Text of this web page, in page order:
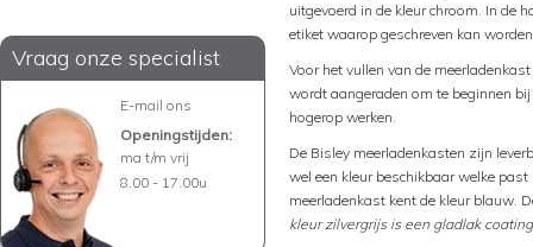
Vraag onze specialist
E-mail ons
Openingstijden:
ma t/m vrij
8.00 - 17.00u
uitgevoerd in de kleur chroom. In de
etiket waarop geschreven kan
Voor het vullen van de
wordt aangeraden om te beginnen
hogerop werken.
De Bisley meerladenkasten zijn
wel een kleur beschikbaar welke
meerladenkast kent de kleur blauw.
kleur zilvergrijs is een gladlak